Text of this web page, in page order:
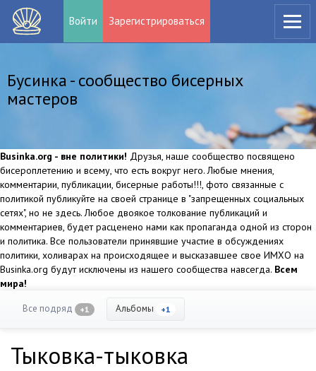
Войти Зарегистрироваться
Бусинка - сообщество бисерных
мастеров
Businka.org - вне политики! Друзья, наше сообщество посвящено
бисероплетению и всему, что есть вокруг него. Любые мнения,
комментарии, публикации, бисерные работы!!!, фото связанные с
политикой публикуйте на своей странице в "запрещенных социальных
сетях", но не здесь. Любое двоякое толкование публикаций и
комментариев, будет расценено нами как пропаганда одной из сторон
и политика. Все пользователи принявшие участие в обсуждениях
политики, холиварах на происходящее и высказавшее свое ИМХО на
Businka.org будут исключены из нашего сообщества навсегда. Всем
мира!
Все подряд +1 Альбомы +1
Тыковка-тыковка